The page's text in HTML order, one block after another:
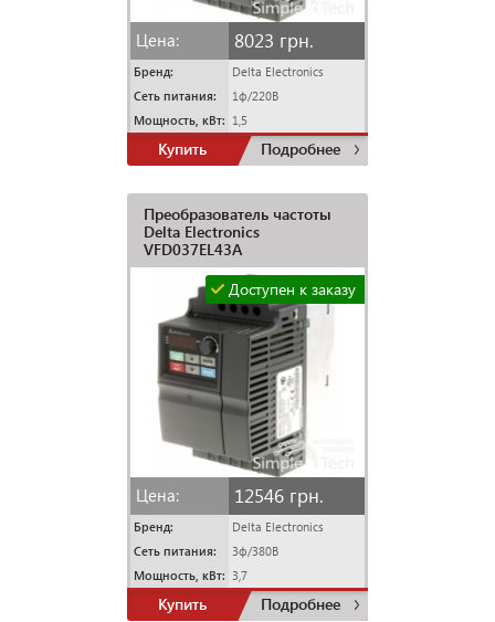
Цена: 8023 грн.
Бренд: Delta Electronics
Сеть питания: 1ф/220В
Мощность, кВт: 1,5
Купить Подробнее
Преобразователь частоты
Delta Electronics
VFD037EL43A
Доступен к заказу
Цена: 12546 грн.
Бренд: Delta Electronics
Сеть питания: 3ф/380В
Мощность, кВт: 3,7
Купить Подробнее